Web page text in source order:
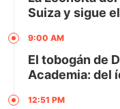
Suiza y sigue
9:00 AM
El tobogán de
Academia: del
12:51 PM